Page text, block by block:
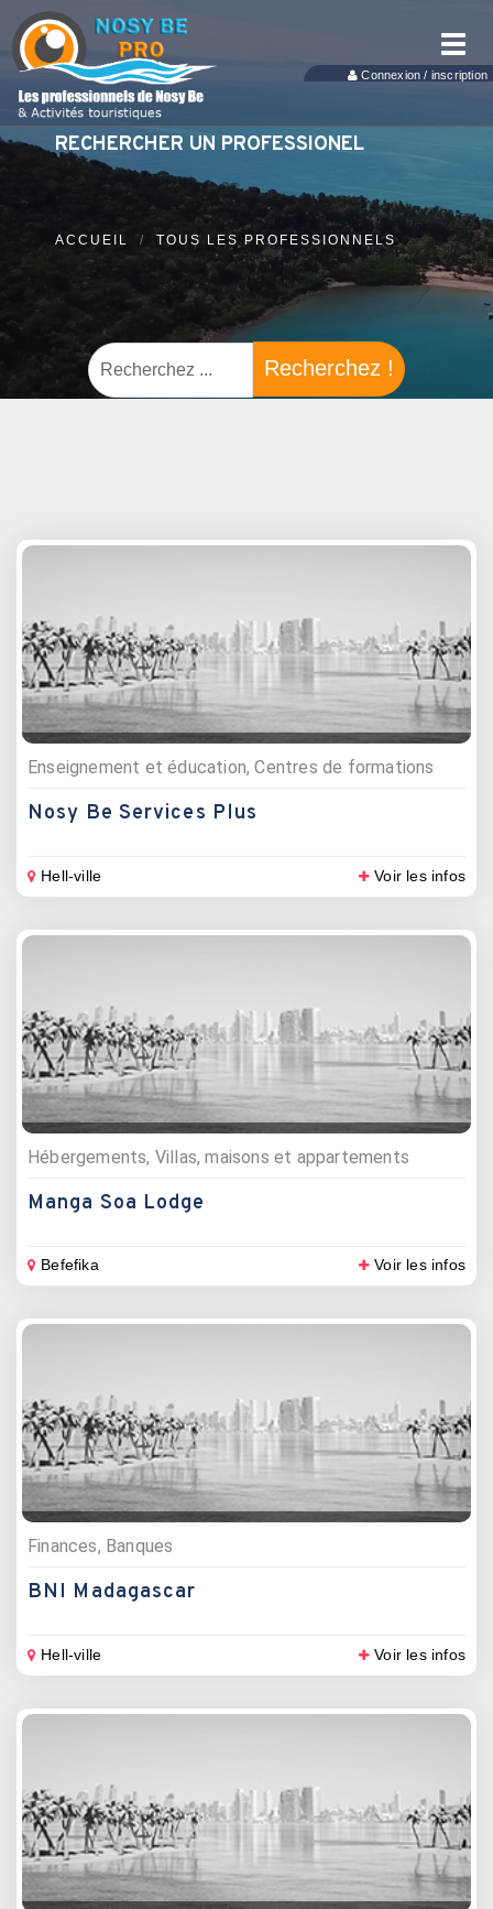
Connexion / inscription
RECHERCHER UN PROFESSIONEL
ACCUEIL TOUS LES PROFESSIONNELS
Recherchez !
Enseignement et éducation, Centres de formations
Nosy Be Services Plus
Hell-ville Voir les infos
Hébergements, Villas, maisons et appartements
Manga Soa Lodge
Befefika Voir les infos
Finances, Banques
BNI Madagascar
Hell-ville Voir les infos